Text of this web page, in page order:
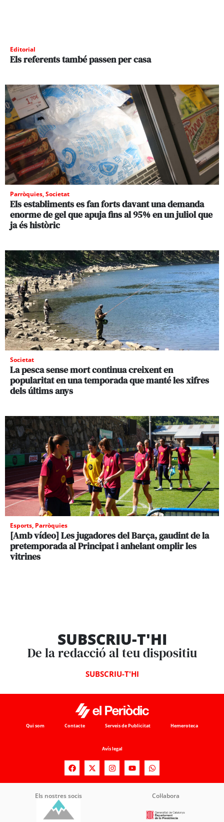
Editorial
Els referents també passen per casa
Parròquies,Societat
Els establiments es fan forts davant una demanda
enorme de gel que apuja fins al 95% en un juliol que
ja és històric
Societat
La pesca sense mort continua creixent en
popularitat en una temporada que manté les xifres
dels últims anys
Esports, Parròquies
[Amb vídeo] Les jugadores del Barça, gaudint de la
pretemporada al Principat i anhelant omplir les
vitrines
SUBSCRIU-T'HI
De la redacció al teu dispositiu
SUBSCRIU-T'HI
Qui som Contacte Serveis de Publicitat Hemeroteca
Avís legal
Els nostres socis Col·labora